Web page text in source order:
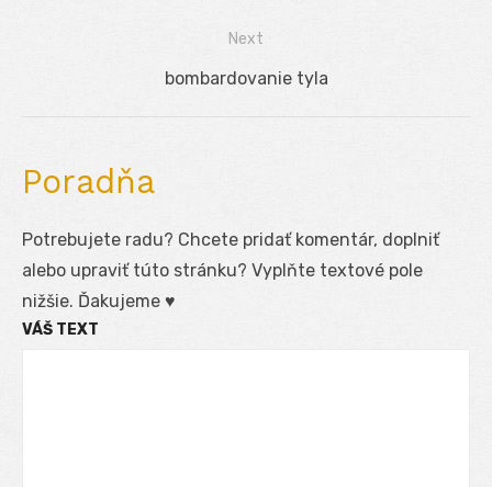
Next
Next
bombardovanie tyla
Poradňa
Potrebujete radu? Chcete pridať komentár, doplniť
alebo upraviť túto stránku? Vyplňte textové pole
nižšie. Ďakujeme ♥
VÁŠ TEXT